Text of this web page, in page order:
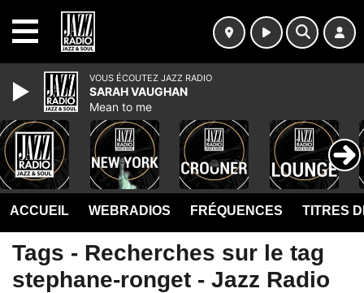
ACCUEIL WEBRADIOS FRÉQUENCES TITRES
Tags - Recherches sur le tag
stephane-ronget - Jazz Radio
VOUS ÉCOUTEZ JAZZ RADIO
SARAH VAUGHAN
Mean to me